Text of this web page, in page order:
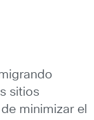
sitios
minimizar el